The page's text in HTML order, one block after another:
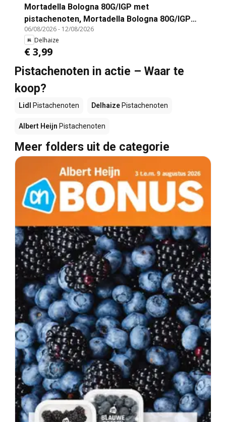
Mortadella Bologna 80G/IGP met
pistachenoten, Mortadella Bologna 80G/IGP
met pistachenoten
06/08/2026- 12/08/2026
Delhaize
€ 3,99
Pistachenoten in actie – Waar te
koop?
Lidl Pistachenoten Delhaize Pistachenoten
Albert Heijn Pistachenoten
Meer folders uit de categorie